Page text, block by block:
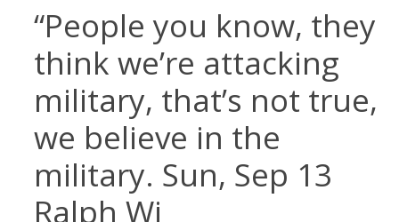
“People you know, they
think we’re attacking
military, that’s not true,
we believe in the
military. Sun, Sep 13
Ralph Wi